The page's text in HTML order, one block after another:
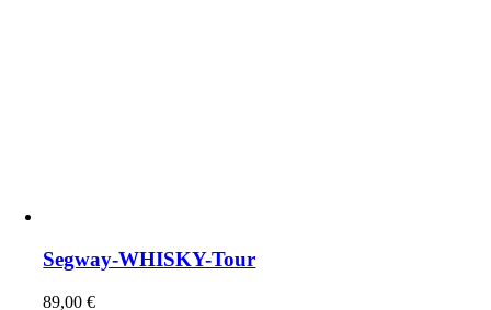
Segway-WHISKY-Tour
89,00€